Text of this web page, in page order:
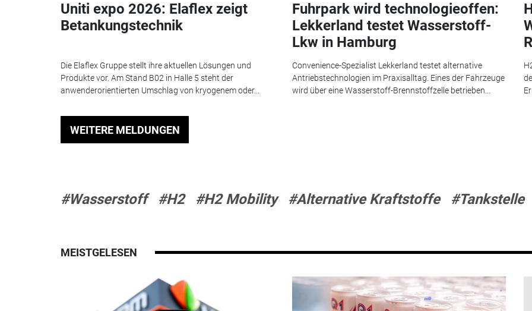
Uniti expo 2026: Elaflex zeigt
Betankungstechnik
Die Elaflex Gruppe stellt ihre aktuellen Lösungen und
Produkte vor. Am Stand B02 in Halle 5 steht der
anwenderorientierten Umschlag von kryogenem oder...
Fuhrpark wird technologieoffen:
Lekkerland testet Wasserstoff-
Lkw in Hamburg
Convenience-Spezialist Lekkerland testet alternative
Antriebstechnologien im Praxisalltag. Eines der Fahrzeuge
wird über eine Wasserstoff-Brennstoffzelle betrieben...
WEITERE MELDUNGEN
#Wasserstoff #H2 #H2 Mobility #Alternative Kraftstoffe #Tankstelle
MEISTGELESEN